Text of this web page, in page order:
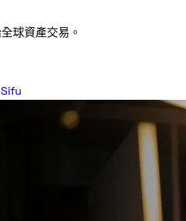
球資產交易。